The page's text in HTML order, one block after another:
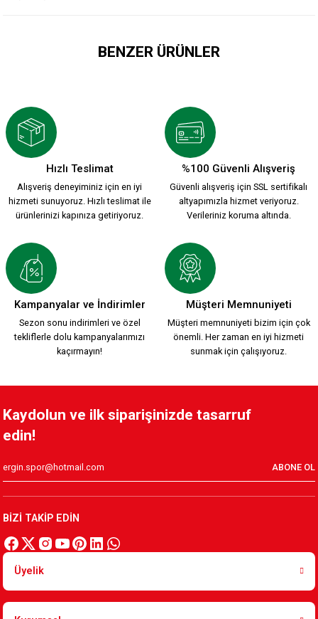
BENZER ÜRÜNLER
2.200,00 TL
ATA MİRASI 2026-2027 HUMMEL YENİ SEZON FORMASI Ç.
1.912,00 TL
HUMMEL PARÇALI FUTBOL
1.699,90 TL
HUMMEL ZÜBEYDE ANA FUTBOL HUMMEL BEYAZ FUTBOL
769,89 TL
Hızlı Teslimat
Alışveriş deneyiminiz için en iyi
hizmeti sunuyoruz. Hızlı teslimat ile
ürünlerinizi kapınıza getiriyoruz.
%100 Güvenli Alışveriş
Güvenli alışveriş için SSL sertifikalı
altyapımızla hizmet veriyoruz.
Verileriniz koruma altında.
Kampanyalar ve İndirimler
Sezon sonu indirimleri ve özel
tekliflerle dolu kampanyalarımızı
kaçırmayın!
Müşteri Memnuniyeti
Müşteri memnuniyeti bizim için çok
önemli. Her zaman en iyi hizmeti
sunmak için çalışıyoruz.
Kaydolun ve ilk siparişinizde tasarruf
edin!
ABONE OL
BİZİ TAKİP EDİN
Üyelik